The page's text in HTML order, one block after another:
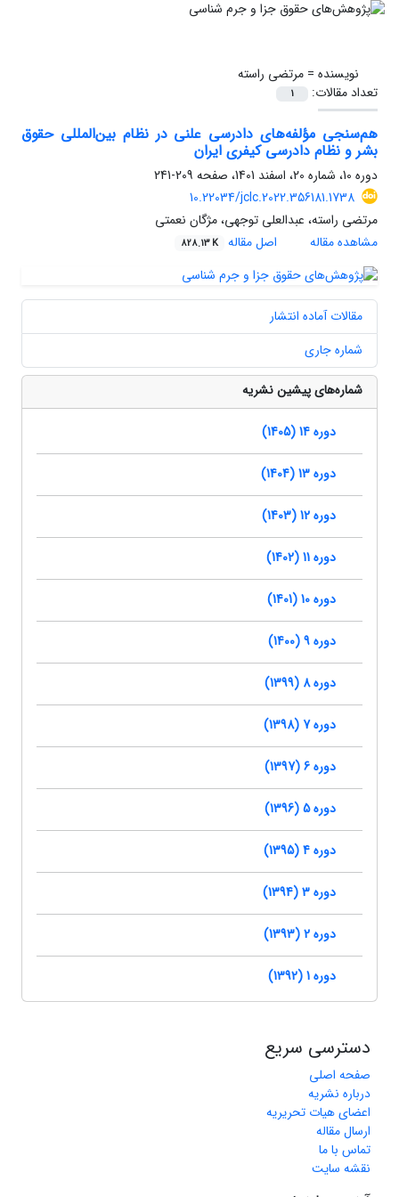
نویسنده =مرتضی راسته
تعداد مقالات:
1
هم‌سنجی مؤلفه‌‌های دادرسی علنی در نظام بین‌المللی حقوق
بشر و نظام دادرسی کیفری ایران
دوره 10، شماره 20، اسفند 1401، صفحه
209-241
10.22034/jclc.2022.356181.1738
مرتضی راسته، عبدالعلی توجهی، مژگان نعمتی
مشاهده مقاله
اصل مقاله 828.13 K
مقالات آماده انتشار
شماره جاری
شماره‌های پیشین نشریه
دوره 14 (1405)
دوره 13 (1404)
دوره 12 (1403)
دوره 11 (1402)
دوره 10 (1401)
دوره 9 (1400)
دوره 8 (1399)
دوره 7 (1398)
دوره 6 (1397)
دوره 5 (1396)
دوره 4 (1395)
دوره 3 (1394)
دوره 2 (1393)
دوره 1 (1392)
دسترسی سریع
صفحه اصلی
درباره نشریه
اعضای هیات تحریریه
ارسال مقاله
تماس با ما
نقشه سایت